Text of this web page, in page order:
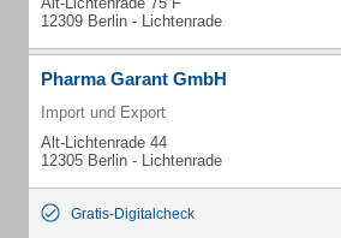
12309 Berlin - Lichtenrade
Pharma Garant GmbH
Import und Export
Alt-Lichtenrade 44
12305 Berlin - Lichtenrade
Gratis-Digitalcheck